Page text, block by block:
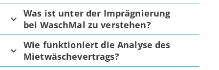
Was ist unter der Imprägnierung
bei WaschMal zu verstehen?
Wie funktioniert die Analyse des
Mietwäschevertrags?